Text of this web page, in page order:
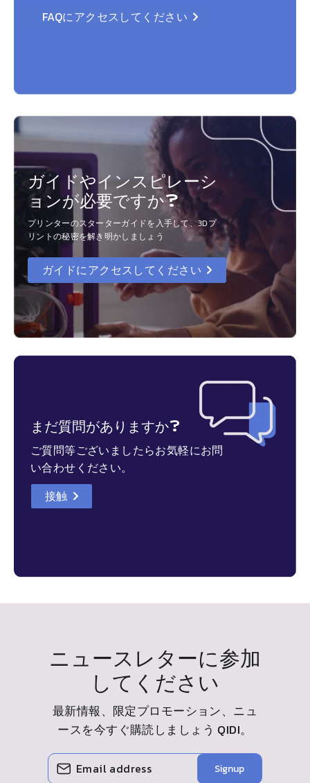
FAQにアクセスしてください
ガイドやインスピレーシ
ョンが必要ですか?
プリンターのスターターガイドを入手して、3Dプ
リントの秘密を解き明かしましょう
ガイドにアクセスしてください
まだ質問がありますか?
ご質問等ございましたらお気軽にお問
い合わせください。
details
接触
ニュースレターに参加
してください
最新情報、限定プロモーション、ニュ
ースを今すぐ購読しましょう QIDI。
メ
購
Signup